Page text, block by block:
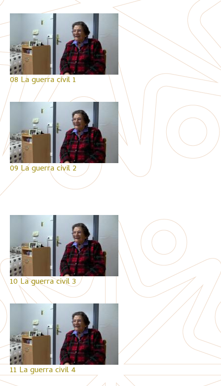
08 La guerra civil 1
09 La guerra civil 2
10 La guerra civil 3
11 La guerra civil 4